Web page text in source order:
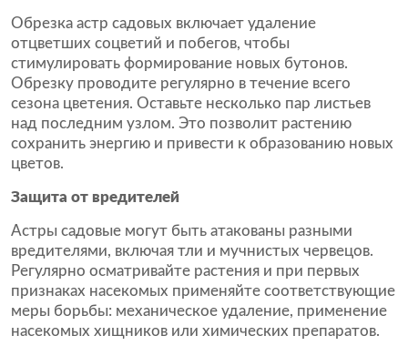
Обрезка астр садовых включает удаление
отцветших соцветий и побегов, чтобы
стимулировать формирование новых бутонов.
Обрезку проводите регулярно в течение всего
сезона цветения. Оставьте несколько пар листьев
над последним узлом. Это позволит растению
сохранить энергию и привести к образованию новых
цветов.
Защита от вредителей
Астры садовые могут быть атакованы разными
вредителями, включая тли и мучнистых червецов.
Регулярно осматривайте растения и при первых
признаках насекомых применяйте соответствующие
меры борьбы: механическое удаление, применение
насекомых хищников или химических препаратов.